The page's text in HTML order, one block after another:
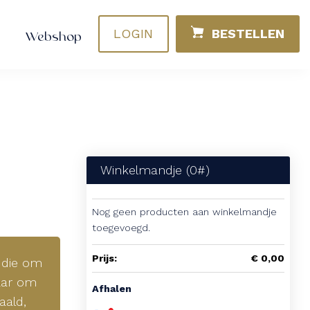
Webshop LOGIN BESTELLEN
om
om
Winkelmandje (0#)
Nog geen producten aan winkelmandje
toegevoegd.
Prijs: € 0,00
Afhalen